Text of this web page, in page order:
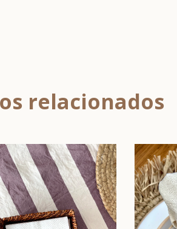
relacionados